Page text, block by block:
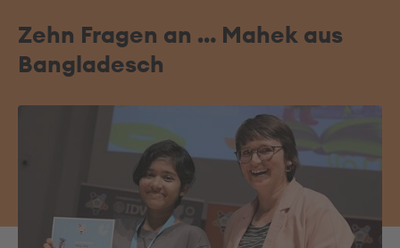
Zehn Fragen an … Mahek aus
Bangladesch